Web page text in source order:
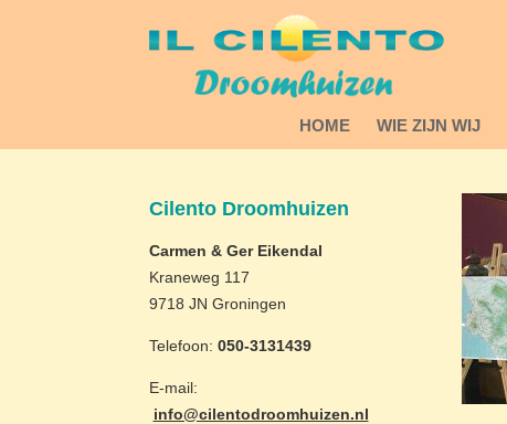
HOME WIE ZIJN WIJ
Cilento Droomhuizen
Carmen & Ger Eikendal
Kraneweg 117
9718 JN Groningen
Telefoon: 050-3131439
E-mail:
info@cilentodroomhuizen.nl